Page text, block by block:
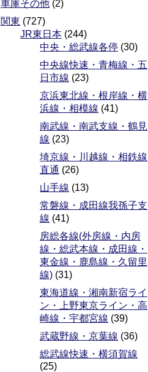
車庫その他 (2)
関東 (727)
JR東日本 (244)
中央・総武線各停 (30)
中央線快速・青梅線・五
日市線 (23)
京浜東北線・根岸線・横
浜線・相模線 (41)
南武線・南武支線・鶴見
線 (23)
埼京線・川越線・相鉄線
直通 (26)
山手線 (13)
常磐線・成田線我孫子支
線 (41)
房総各線(外房線・内房
線・総武本線・成田線・
東金線・鹿島線・久留里
線) (31)
東海道線・湘南新宿ライ
ン・上野東京ライン・高
崎線・宇都宮線 (39)
武蔵野線・京葉線 (36)
総武線快速・横須賀線
(25)